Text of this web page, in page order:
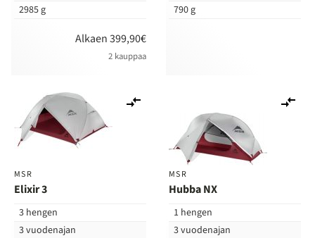
2985 g
Alkaen 399,90€
2 kauppaa
790 g
MSR
Elixir 3
3 hengen
3 vuodenajan
MSR
Hubba NX
1 hengen
3 vuodenajan